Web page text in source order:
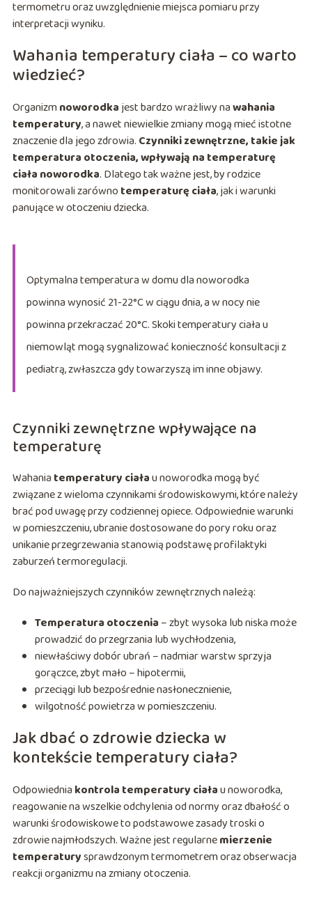
termometru oraz uwzględnienie miejsca pomiaru przy
interpretacji wyniku.
Wahania temperatury ciała – co warto
wiedzieć?
Organizmnoworodkajest bardzo wrażliwy nawahania
temperatury, a nawet niewielkie zmiany mogą mieć istotne
znaczenie dla jego zdrowia. Czynniki zewnętrzne, takie jak
temperatura otoczenia, wpływają na temperaturę
ciała noworodka. Dlatego tak ważne jest, by rodzice
monitorowali zarówno temperaturę ciała, jak i warunki
panujące w otoczeniu dziecka.
Optymalna temperatura w domu dla noworodka
powinna wynosić 21-22°C w ciągu dnia, a w nocy nie
powinna przekraczać 20°C. Skoki temperatury ciała u
niemowląt mogą sygnalizować konieczność konsultacji z
pediatrą, zwłaszcza gdy towarzyszą im inne objawy.
Czynniki zewnętrzne wpływające na
temperaturę
Wahania temperatury ciałau noworodka mogą być
związane z wieloma czynnikami środowiskowymi, które należy
brać pod uwagę przy codziennej opiece. Odpowiednie warunki
w pomieszczeniu, ubranie dostosowane do pory roku oraz
unikanie przegrzewania stanowią podstawę profilaktyki
zaburzeń termoregulacji.
Do najważniejszych czynników zewnętrznych należą:
Temperatura otoczenia – zbyt wysoka lub niska może
prowadzić do przegrzania lub wychłodzenia,
niewłaściwy dobór ubrań – nadmiar warstw sprzyja
gorączce, zbyt mało – hipotermii,
przeciągi lub bezpośrednie nasłonecznienie,
wilgotność powietrza w pomieszczeniu.
Jak dbać o zdrowie dziecka w
kontekście temperatury ciała?
Odpowiednia kontrola temperatury ciałau noworodka,
reagowanie na wszelkie odchylenia od normy oraz dbałość o
warunki środowiskowe to podstawowe zasady troski o
zdrowie najmłodszych. Ważne jest regularnemierzenie
temperaturysprawdzonym termometrem oraz obserwacja
reakcji organizmu na zmiany otoczenia.